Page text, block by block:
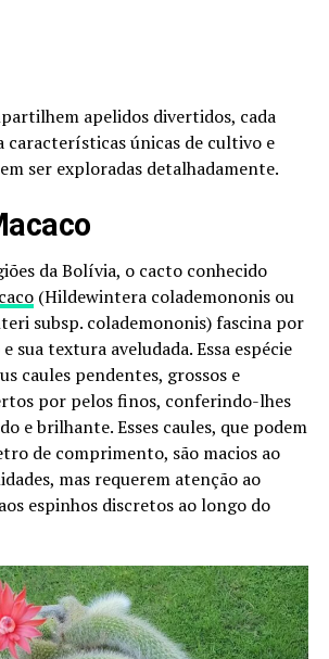
apelidos divertidos, cada
características únicas de cultivo e
ser exploradas detalhadamente.
da Bolívia, o cacto conhecido
(Hildewintera colademononis ou
subsp. colademononis) fascina por
sua textura aveludada. Essa espécie
caules pendentes, grossos e
por pelos finos, conferindo-lhes
e brilhante. Esses caules, que podem
de comprimento, são macios ao
mas requerem atenção ao
espinhos discretos ao longo do